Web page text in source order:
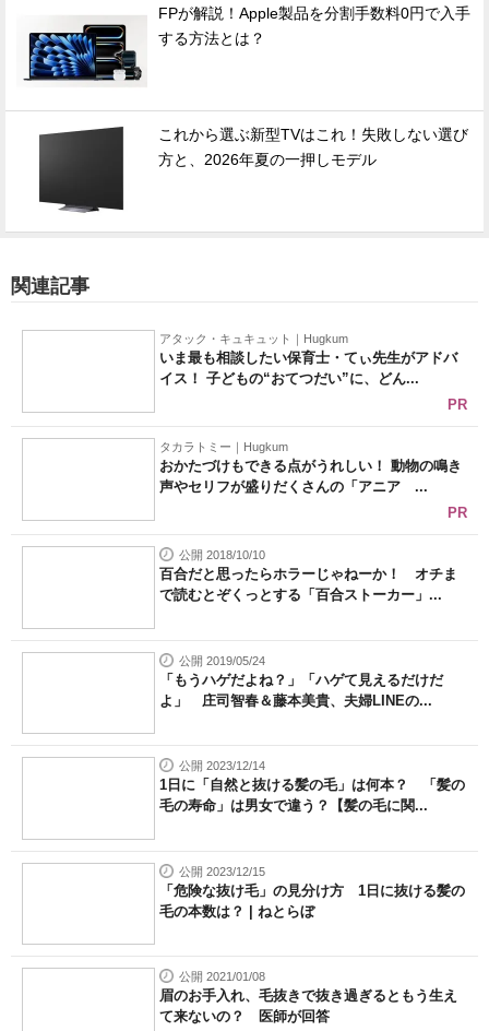
FPが解説！Apple製品を分割手数料0円で入手
する方法とは？
これから選ぶ新型TVはこれ！失敗しない選び
方と、2026年夏の一押しモデル
関連記事
アタック・キュキュット｜Hugkum
いま最も相談したい保育士・てぃ先生がアドバ
イス！ 子どもの“おてつだい”に、どん...
PR
タカラトミー｜Hugkum
おかたづけもできる点がうれしい！ 動物の鳴き
声やセリフが盛りだくさんの「アニア ...
PR
公開 2018/10/10
百合だと思ったらホラーじゃねーか！ オチま
で読むとぞくっとする「百合ストーカー」...
公開 2019/05/24
「もうハゲだよね？」「ハゲて見えるだけだ
よ」 庄司智春＆藤本美貴、夫婦LINEの...
公開 2023/12/14
1日に「自然と抜ける髪の毛」は何本？ 「髪の
毛の寿命」は男女で違う？【髪の毛に関...
公開 2023/12/15
「危険な抜け毛」の見分け方 1日に抜ける髪の
毛の本数は？ | ねとらぼ
公開 2021/01/08
眉のお手入れ、毛抜きで抜き過ぎるともう生え
て来ないの？ 医師が回答